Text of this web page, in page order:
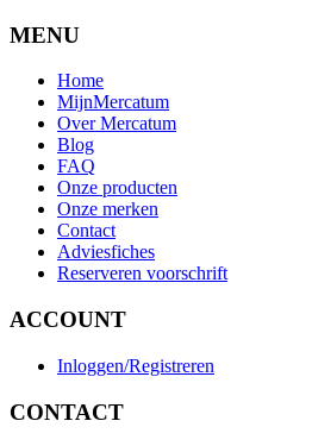
MENU
Home
MijnMercatum
Over Mercatum
Blog
FAQ
Onze producten
Onze merken
Contact
Adviesfiches
Reserveren voorschrift
ACCOUNT
Inloggen/Registreren
CONTACT